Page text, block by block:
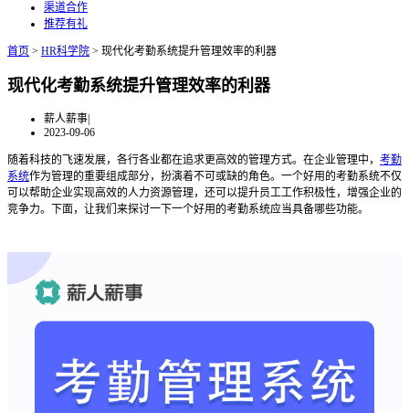
渠道合作
推荐有礼
首页 > HR科学院 > 现代化考勤系统提升管理效率的利器
现代化考勤系统提升管理效率的利器
薪人薪事|
2023-09-06
随着科技的飞速发展，各行各业都在追求更高效的管理方式。在企业管理中， 考勤
系统作为管理的重要组成部分，扮演着不可或缺的角色。一个好用的考勤系统不仅
可以帮助企业实现高效的人力资源管理，还可以提升员工工作积极性，增强企业的
竞争力。下面，让我们来探讨一下一个好用的考勤系统应当具备哪些功能。